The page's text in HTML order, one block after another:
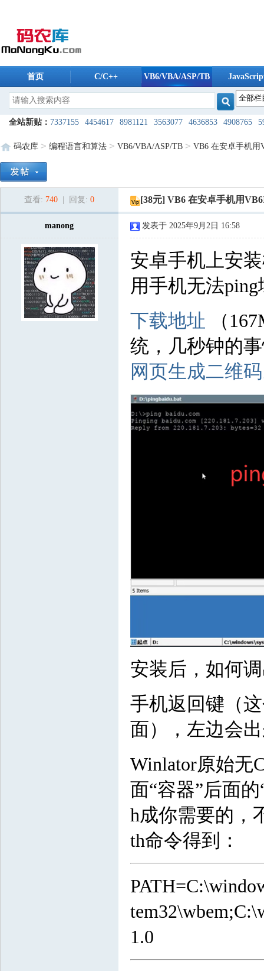
首页 C/C++ VB6/VBA/ASP/TB
码农库软件
全站新贴： 7337155 4454617 8981121 3563077 4636853 4908765
6175488 5606259 5235196 8038494 1724240 8098370 8608096
9821987 2168088
2909940 6528561
9207440 8053189 7491650 7608792 3593976 3360928 2924222
7800640 2172757 2080747 3911069 3678571
7206280 8122403 1506574
3697385 8018994 9539364 7084607 8603329 7587918 3353787
2731275 2809003 1312116 9498852 3366834 7888943
9550350 6674817 8938961
8212902 3679120 5679593 9477429
5694012 9850002 8442105 6121792
4552631 9358227
码农库 > 编程语言和算法 > VB6/VBA/ASP/TB > VB6 在安卓手机用
查看: 740 | 回复:0
manong
[38元] VB6 在安卓手机用
发表于 2025年9月2日 16:58
安卓手机上安
用手机无法
下载地址 （
统，几秒钟的
网页生成二维
安装后，如何
手机返回键（
面），左边会
Winlator原始无
面“容器”后面
h成你需要的，
th命令得到：
1.0